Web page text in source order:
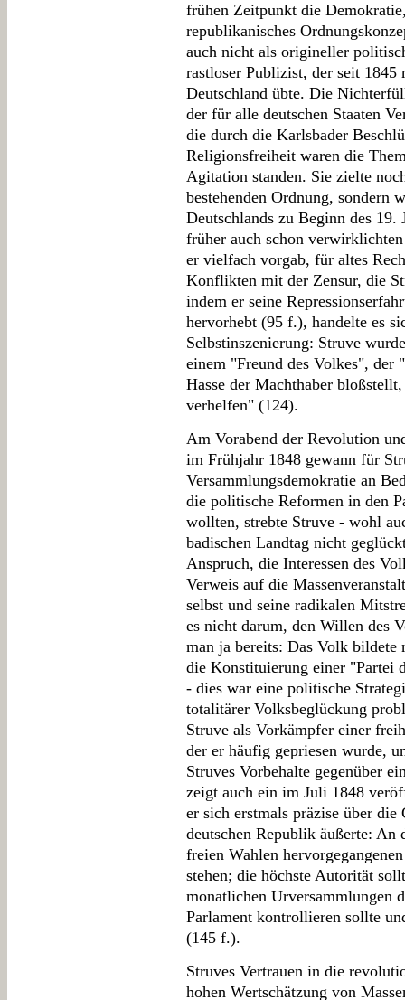
frühen Zeitpunkt die
republikanisches
auch nicht als origineller
rastloser Publizist, der seit
Deutschland übte. Die
der für alle deutschen Staaten
die durch die Karlsbader
Religionsfreiheit waren die
Agitation standen. Sie zielte
bestehenden Ordnung, sondern
Deutschlands zu Beginn des
früher auch schon
er vielfach vorgab, für altes
Konflikten mit der Zensur, die
indem er seine
hervorhebt (95 f.), handelte es
Selbstinszenierung: Struve
einem "Freund des Volkes", der
Hasse der Machthaber
verhelfen" (124).
Am Vorabend der Revolution
im Frühjahr 1848 gewann für
Versammlungsdemokratie an
die politische Reformen in den
wollten, strebte Struve - wohl
badischen Landtag nicht
Anspruch, die Interessen des
Verweis auf die
selbst und seine radikalen
es nicht darum, den Willen des
man ja bereits: Das Volk bildete
die Konstituierung einer "Partei
- dies war eine politische
totalitärer Volksbeglückung
Struve als Vorkämpfer einer
der er häufig gepriesen wurde,
Struves Vorbehalte gegenüber
zeigt auch ein im Juli 1848
er sich erstmals präzise über
deutschen Republik äußerte:
freien Wahlen
stehen; die höchste Autorität
monatlichen Urversammlungen
Parlament kontrollieren sollte
(145 f.).
Struves Vertrauen in die
hohen Wertschätzung von